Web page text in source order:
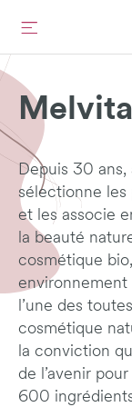
Melvita
Depuis 30 ans,
sélectionne les
et les associe
la beauté
cosmétique
environnement
l’une des
cosmétique
la conviction
de l’avenir
600